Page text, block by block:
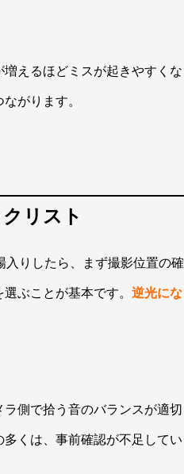
えるほどミスが起きやすくな
がります。
リスト
りしたら、まず撮影位置の確
ぶことが基本です。 逆光にな
側で拾う音のバランスが適切
くは、事前確認が不足してい